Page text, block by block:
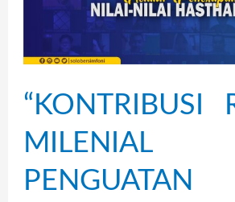
“KONTRIBUSI
MILENIAL
PENGUATAN
PENGUATAN
KEBANGSAAN
melalui
PENERAPAN
NILAI-
NILAI
HASTHALAKU”